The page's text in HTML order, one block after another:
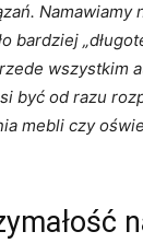
Namawiamy
bardziej
wszystkim
być od razu
mebli czy